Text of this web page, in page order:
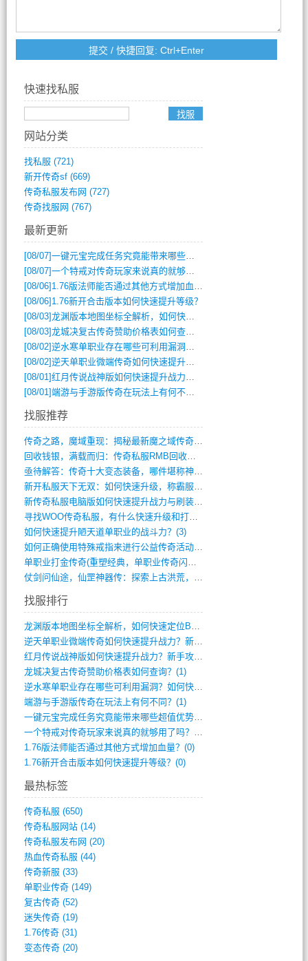
快速找私服
网站分类
找私服 (721)
新开传奇sf(669)
传奇私服发布网 (727)
传奇找服网 (767)
最新更新
[08/07]一键元宝完成任务究竟能带来哪些超值优势？
[08/07]一个特戒对传奇玩家来说真的就够用了吗？
[08/06] 1.76版法师能否通过其他方式增加血量？
[08/06] 1.76新开合击版本如何快速提升等级？
[08/03]龙渊版本地图坐标全解析，如何快速定位BOSS位置？
[08/03]龙城决复古传奇赞助价格表如何查询？
[08/02]逆水寒单职业存在哪些可利用漏洞？如何快速提升战力？
[08/02]逆天单职业微端传奇如何快速提升战力？新手必看攻略
[08/01]红月传说战神版如何快速提升战力？新手攻略全解析？
[08/01]端游与手游版传奇在玩法上有何不同？
找服推荐
传奇之路，魔域重现：揭秘最新魔之域传奇攻(712)
回收钱银，满载而归：传奇私服RMB回收装(548)
亟待解答：传奇十大变态装备，哪件堪称神器(347)
新开私服天下无双：如何快速升级，称霸服务(681)
新传奇私服电脑版如何快速提升战力与刷装备(835)
寻找WOO传奇私服，有什么快速升级和打宝(864)
如何快速提升陋天道单职业的战斗力？(3)
如何正确使用特殊戒指来进行公益传奇活动？(10)
单职业打金传奇(重塑经典，单职业传奇闪耀(10)
仗剑问仙途，仙罡神器传：探索上古洪荒，揭(813)
找服排行
龙渊版本地图坐标全解析，如何快速定位BO(3)
逆天单职业微端传奇如何快速提升战力？新手(2)
红月传说战神版如何快速提升战力？新手攻略(2)
龙城决复古传奇赞助价格表如何查询？(1)
逆水寒单职业存在哪些可利用漏洞？如何快速(1)
端游与手游版传奇在玩法上有何不同？(1)
一键元宝完成任务究竟能带来哪些超值优势？(0)
一个特戒对传奇玩家来说真的就够用了吗？(0)
1.76版法师能否通过其他方式增加血量？(0)
1.76新开合击版本如何快速提升等级？(0)
最热标签
传奇私服 (650)
传奇私服网站(14)
传奇私服发布网 (20)
热血传奇私服 (44)
传奇新服 (33)
单职业传奇(149)
复古传奇(52)
迷失传奇(19)
1.76传奇(31)
变态传奇(20)